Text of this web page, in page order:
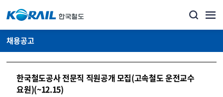
채용공고
한국철도공사 전문직 직원공개 모집(고속철도 운전교수
요원)(~12.15)